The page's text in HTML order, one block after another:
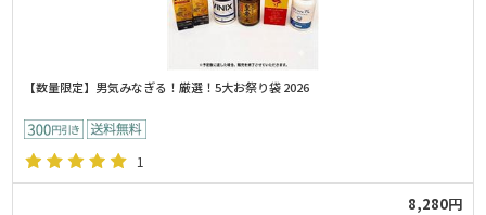
【数量限定】男気みなぎる！厳選！5大お祭り袋 2026
1
8,280円